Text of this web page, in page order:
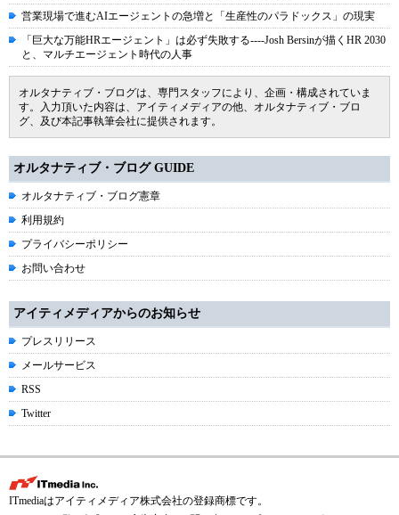
営業現場で進むAIエージェントの急増と「生産性のパラドックス」の現実
「巨大な万能HRエージェント」は必ず失敗する----Josh Bersinが描くHR 2030
と、マルチエージェント時代の人事
オルタナティブ・ブログは、専門スタッフにより、企画・構成されていま
す。入力頂いた内容は、アイティメディアの他、オルタナティブ・ブロ
グ、及び本記事執筆会社に提供されます。
オルタナティブ・ブログ GUIDE
オルタナティブ・ブログ憲章
利用規約
プライバシーポリシー
お問い合わせ
アイティメディアからのお知らせ
プレスリリース
メールサービス
RSS
Twitter
ITmediaはアイティメディア株式会社の登録商標です。